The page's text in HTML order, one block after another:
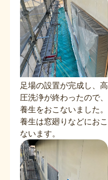
足場の設置が完成し、高
圧洗浄が終わったので、
養生をおこないました。
養生は窓廻りなどにおこ
ないます。